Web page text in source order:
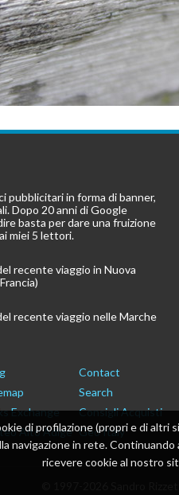
pubblicitari in forma di banner,
Dopo 20 anni di Google
basta per dare una fruizione
miei 5 lettori.
recente viaggio in Nuova
recente viaggio nelle Marche
Contact
Search
Exchange
Consigli Acquisti
Alto Adige Geo Italy
© 1997-2026 Sandro
di profilazione (propri e di altri
navigazione in rete.
ricevere cookie al nostro